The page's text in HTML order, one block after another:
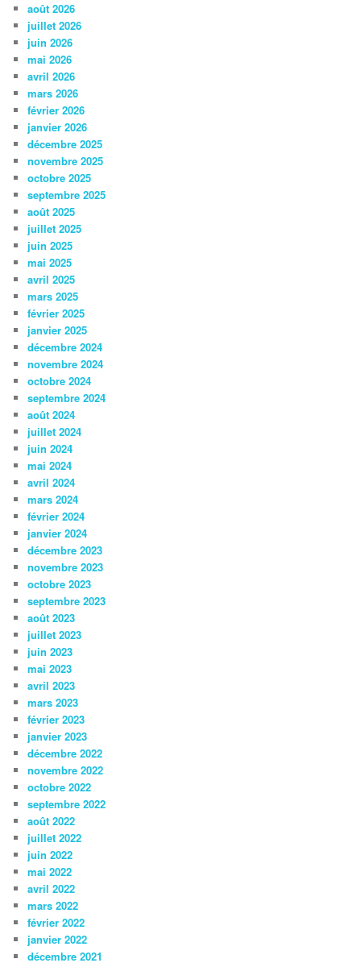
août 2026
juillet 2026
juin 2026
mai 2026
avril 2026
mars 2026
février 2026
janvier 2026
décembre 2025
novembre 2025
octobre 2025
septembre 2025
août 2025
juillet 2025
juin 2025
mai 2025
avril 2025
mars 2025
février 2025
janvier 2025
décembre 2024
novembre 2024
octobre 2024
septembre 2024
août 2024
juillet 2024
juin 2024
mai 2024
avril 2024
mars 2024
février 2024
janvier 2024
décembre 2023
novembre 2023
octobre 2023
septembre 2023
août 2023
juillet 2023
juin 2023
mai 2023
avril 2023
mars 2023
février 2023
janvier 2023
décembre 2022
novembre 2022
octobre 2022
septembre 2022
août 2022
juillet 2022
juin 2022
mai 2022
avril 2022
mars 2022
février 2022
janvier 2022
décembre 2021